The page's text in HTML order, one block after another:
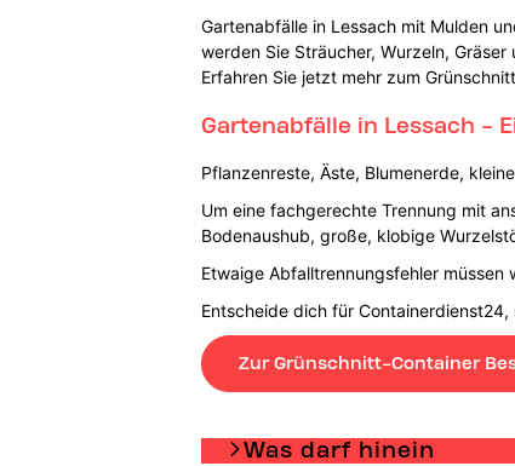
Gartenabfälle in Lessach mit Mulden
werden Sie Sträucher, Wurzeln, Gräser
Erfahren Sie jetzt mehr zum
Gartenabfälle in Lessach -
Pflanzenreste, Äste, Blumenerde,
Um eine fachgerechte Trennung mit
Bodenaushub, große, klobige
Etwaige Abfalltrennungsfehler
Entscheide dich für
Zur Grünschnitt-Container
Was darf hinein